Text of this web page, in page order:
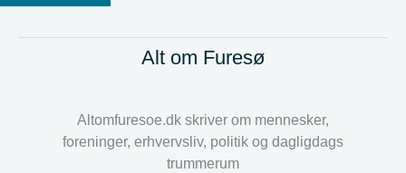
Alt om Furesø
Altomfuresoe.dk skriver om mennesker,
foreninger, erhvervsliv, politik og dagligdags
trummerum